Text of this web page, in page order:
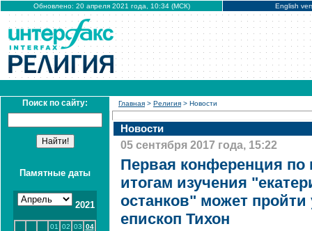
Обновлено: 20 апреля 2021 года, 10:34 (МСК) English
Поиск по сайту:
Памятные даты
2021
01 02 03 04
Главная > Религия > Новости
Новости
05 сентября 2017 года, 15:22
Первая конференция
итогам изучения
останков" может пройти
епископ Тихон